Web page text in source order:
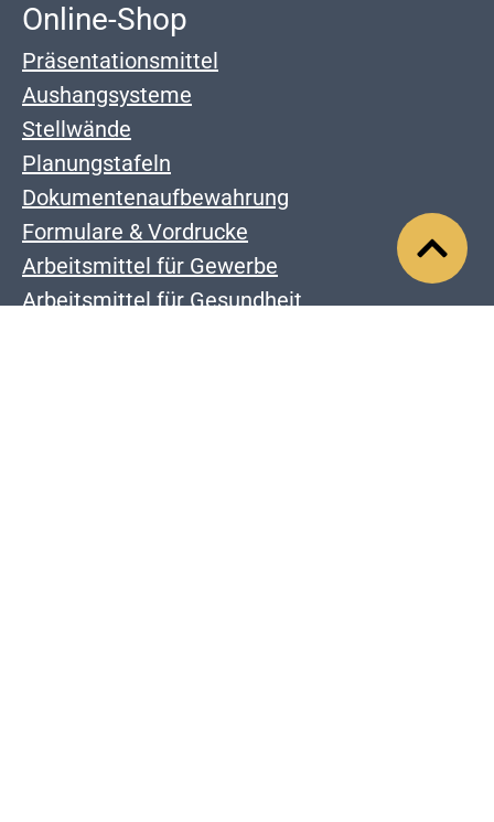
Online-Shop
Präsentationsmittel
Aushangsysteme
Stellwände
Planungstafeln
Dokumentenaufbewahrung
Formulare & Vordrucke
Arbeitsmittel für Gewerbe
Arbeitsmittel für Gesundheit